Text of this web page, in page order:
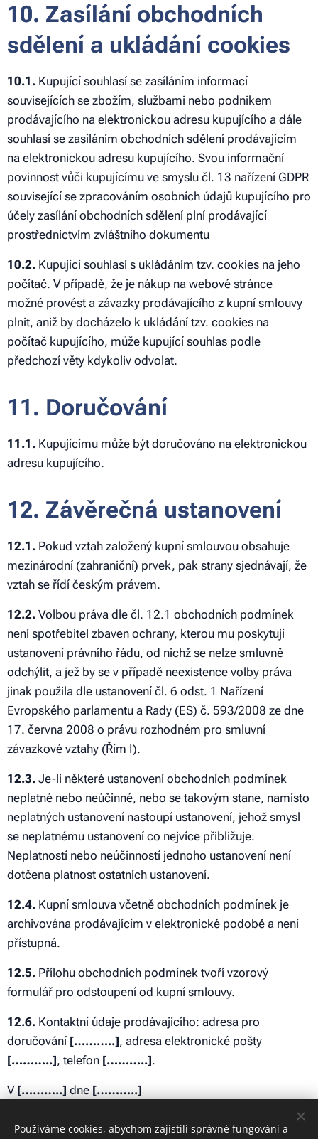
10. Zasílání obchodních
sdělení a ukládání cookies
10.1. Kupující souhlasí se zasíláním informací
souvisejících se zbožím, službami nebo podnikem
prodávajícího na elektronickou adresu kupujícího a dále
souhlasí se zasíláním obchodních sdělení prodávajícím
na elektronickou adresu kupujícího. Svou informační
povinnost vůči kupujícímu ve smyslu čl. 13 nařízení GDPR
související se zpracováním osobních údajů kupujícího pro
účely zasílání obchodních sdělení plní prodávající
prostřednictvím zvláštního dokumentu
10.2. Kupující souhlasí s ukládáním tzv. cookies na jeho
počítač. V případě, že je nákup na webové stránce
možné provést a závazky prodávajícího z kupní smlouvy
plnit, aniž by docházelo k ukládání tzv. cookies na
počítač kupujícího, může kupující souhlas podle
předchozí věty kdykoliv odvolat.
11. Doručování
11.1. Kupujícímu může být doručováno na elektronickou
adresu kupujícího.
12. Závěrečná ustanovení
12.1. Pokud vztah založený kupní smlouvou obsahuje
mezinárodní (zahraniční) prvek, pak strany sjednávají, že
vztah se řídí českým právem.
12.2. Volbou práva dle čl. 12.1 obchodních podmínek
není spotřebitel zbaven ochrany, kterou mu poskytují
ustanovení právního řádu, od nichž se nelze smluvně
odchýlit, a jež by se v případě neexistence volby práva
jinak použila dle ustanovení čl. 6 odst. 1 Nařízení
Evropského parlamentu a Rady (ES) č. 593/2008 ze dne
17. června 2008 o právu rozhodném pro smluvní
závazkové vztahy (Řím I).
12.3. Je-li některé ustanovení obchodních podmínek
neplatné nebo neúčinné, nebo se takovým stane, namísto
neplatných ustanovení nastoupí ustanovení, jehož smysl
se neplatnému ustanovení co nejvíce přibližuje.
Neplatností nebo neúčinností jednoho ustanovení není
dotčena platnost ostatních ustanovení.
12.4. Kupní smlouva včetně obchodních podmínek je
archivována prodávajícím v elektronické podobě a není
přístupná.
12.5. Přílohu obchodních podmínek tvoří vzorový
formulář pro odstoupení od kupní smlouvy.
12.6. Kontaktní údaje prodávajícího: adresa pro
doručování [………..], adresa elektronické pošty
[………..], telefon [………..].
V [………..] dne [………..]
Používáme cookies, abychom zajistili správné fungování a